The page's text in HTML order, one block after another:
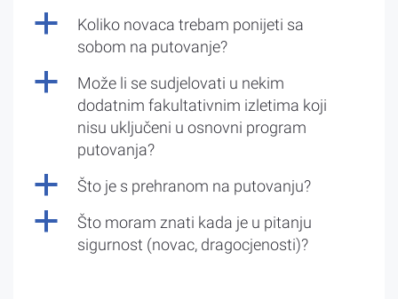
a
Koliko novaca trebam ponijeti sa
sobom na putovanje?
a
Može li se sudjelovati u nekim
dodatnim fakultativnim izletima koji
nisu uključeni u osnovni program
putovanja?
a Što je s prehranom na putovanju?
a
Što moram znati kada je u pitanju
sigurnost (novac, dragocjenosti)?